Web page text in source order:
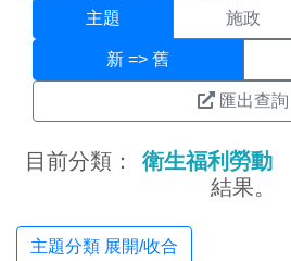
主題 施政
新 => 舊
匯出查詢
目前分類： 衛生福利勞動
結果。
主題分類 展開/收合